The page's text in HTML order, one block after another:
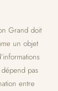
Grand doit
un objet
pas
entre